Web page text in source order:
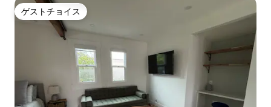
ゲストチョイス
ゲストチョイス